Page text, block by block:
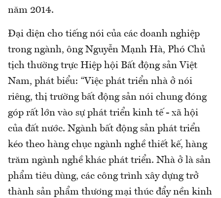
năm 2014.
Đại diện cho tiếng nói của các doanh nghiệp
trong ngành, ông Nguyễn Mạnh Hà, Phó Chủ
tịch thường trực Hiệp hội Bất động sản Việt
Nam, phát biểu: “Việc phát triển nhà ở nói
riêng, thị trường bất động sản nói chung đóng
góp rất lớn vào sự phát triển kinh tế - xã hội
của đất nước. Ngành bất động sản phát triển
kéo theo hàng chục ngành nghề thiết kế, hàng
trăm ngành nghề khác phát triển. Nhà ở là sản
phẩm tiêu dùng, các công trình xây dựng trở
thành sản phẩm thương mại thúc đẩy nền kinh